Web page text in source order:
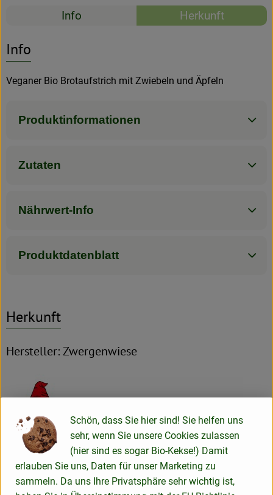
Rezepte
Info Herkunft
Info
Veganer Bio Brotaufstrich mit Zwiebeln und Äpfeln
Produktinformationen
Zutaten
Nährwert-Info
Produktdatenblatt
Herkunft
Hersteller: Zwergenwiese
ZWERGENWIESE Naturkost GmbH
D 24887 Silberstedt
Die Zwergenwiese Naturkost GmbH steht seit über 40 Jahren
Schön, dass Sie hier sind! Sie helfen uns
sehr, wenn Sie unsere Cookies zulassen
(hier sind es sogar Bio-Kekse!) Damit
erlauben Sie uns, Daten für unser Marketing zu
sammeln. Da uns Ihre Privatsphäre sehr wichtig ist,